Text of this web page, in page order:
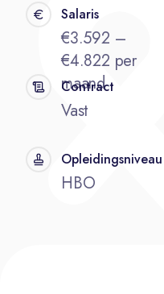
Salaris
€3.592 –
€4.822 per
maand
Contract
Vast
Opleidingsniveau
HBO